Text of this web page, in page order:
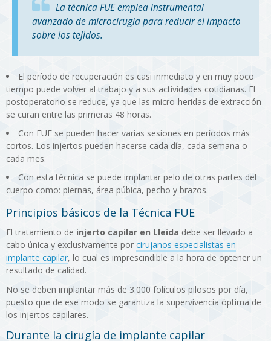
La técnica FUE emplea instrumental
avanzado de microcirugía para reducir el impacto
sobre los tejidos.
El período de recuperación es casi inmediato y en muy poco
tiempo puede volver al trabajo y a sus actividades cotidianas. El
postoperatorio se reduce, ya que las micro-heridas de extracción
se curan entre las primeras 48 horas.
Con FUE se pueden hacer varias sesiones en períodos más
cortos. Los injertos pueden hacerse cada día, cada semana o
cada mes.
Con esta técnica se puede implantar pelo de otras partes del
cuerpo como: piernas, área púbica, pecho y brazos.
Principios básicos de la Técnica FUE
El tratamiento de injerto capilar en Lleida debe ser llevado a
cabo única y exclusivamente por cirujanos especialistas en
implante capilar, lo cual es imprescindible a la hora de optener un
resultado de calidad.
No se deben implantar más de 3.000 folículos pilosos por día,
puesto que de ese modo se garantiza la supervivencia óptima de
los injertos capilares.
Durante la cirugía de implante capilar